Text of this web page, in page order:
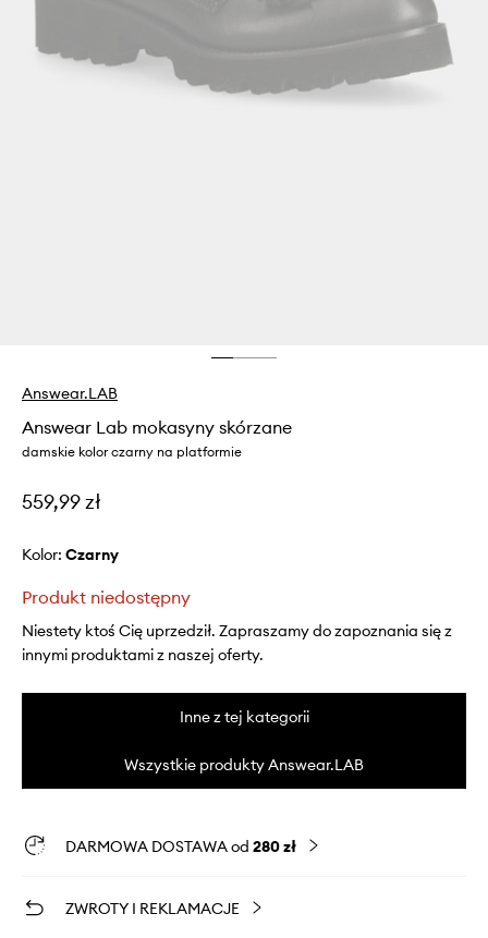
Answear.LAB
Answear Lab mokasyny skórzane
damskie kolor czarny na platformie
559,99 zł
Kolor: czarny
Produkt niedostępny
Niestety ktoś Cię uprzedził. Zapraszamy do zapoznania się z
innymi produktami z naszej oferty.
Inne z tej kategorii
Wszystkie produkty Answear.LAB
DARMOWA DOSTAWA od 280 zł
ZWROTY I REKLAMACJE